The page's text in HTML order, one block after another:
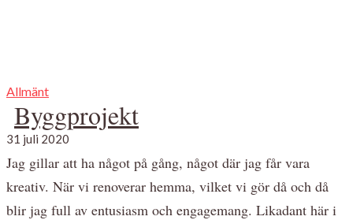
Allmänt
Byggprojekt
31 juli 2020
Jag gillar att ha något på gång, något där jag får vara
kreativ. När vi renoverar hemma, vilket vi gör då och då
blir jag full av entusiasm och engagemang. Likadant här i